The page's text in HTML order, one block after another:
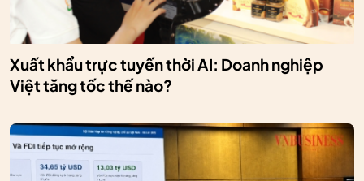
Xuất khẩu trực tuyến thời AI: Doanh nghiệp
Việt tăng tốc thế nào?